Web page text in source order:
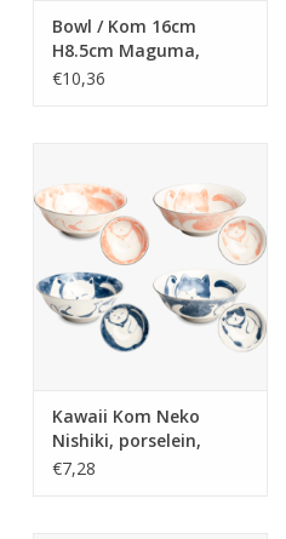
Bowl / Kom 16cm
H8.5cm Maguma,
Japans
€10,36
Kawaii Kom Neko
Nishiki, porselein,
19x7,5cm, Japans
€7,28